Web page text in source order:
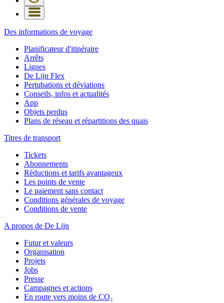
Des informations de voyage
Planificateur d'itinéraire
Arrêts
Lignes
De Lijn Flex
Pertubations et déviations
Conseils, infos et actualités
App
Objets perdus
Plans de réseau et répartitions des quais
Titres de transport
Tickets
Abonnements
Réductions et tarifs avantageux
Les points de vente
Le paiement sans contact
Conditions générales de voyage
Conditions de vente
A propos de De Lijn
Futur et valeurs
Organisation
Projets
Jobs
Presse
Campagnes et actions
En route vers moins de CO₂